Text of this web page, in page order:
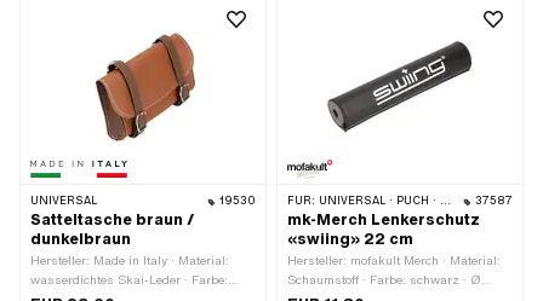
mm · Höhe: 36 mm · Ø aussen: 70
mm · Befestigungsart: Schrauben ·
Anzahl Befestigungspunkte: 2 Stk.
Gesamtlänge: 105 mm · Breite: 71.3
mm · Befestigungsart: Schrauben ·
Anzahl Befestigungspunkte: 2 Stk.
UNIVERSAL 19530
Satteltasche braun /
dunkelbraun
Hersteller: Made in Italy · Material:
wasserdichtes Skai-Leder · Farbe:
FÜR: UNIVERSAL · PUCH · SACHS · PONY / CILO (BETA 521 & 512) · PIAGGIO · ZÜNDAPP BELMONDO · TOMOS · CILO · HERCULES · KREIDLER · ZÜNDAPP 37587
mk-Merch Lenkerschutz
«swiing» 22 cm
Hersteller: mofakult Merch · Material:
Schaumstoff · Farbe: schwarz · Ø